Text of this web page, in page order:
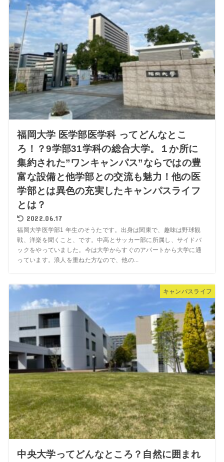
福岡大学 医学部医学科 ってどんなとこ
ろ！？9学部31学科の総合大学。１か所に
集約された”ワンキャンパス”ならではの豊
富な設備と他学部との交流も魅力！他の医
学部とは異色の充実したキャンパスライフ
とは？
2022.06.17
福岡大学医学部1 年生のそうたです。出身は関東で、趣味は野球観
戦、洋楽を聞くこと、です。中高とサッカー部に所属し、サイドバ
ックをやっていました。今は大学からすぐのアパートから大学に通
っています。浪人を重ねた方なので、他の...
キャンパスライフ
中央大学ってどんなところ？自然に囲まれ